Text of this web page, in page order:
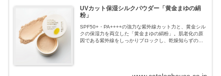
UVカット保湿シルクパウダー「黄金まゆの絹
粉」
SPF50+・PA++++の強力な紫外線カット力と、黄金シル
クの保湿力を両立した「黄金まゆの絹粉」。肌老化の原
因である紫外線をしっかりブロックし、乾燥知らずのし